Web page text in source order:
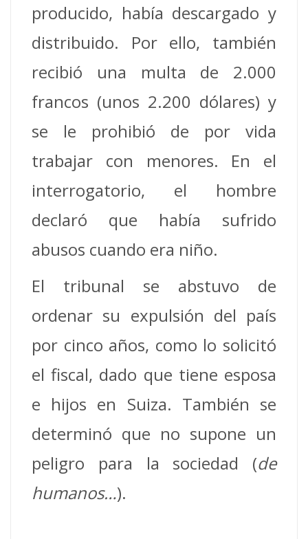
producido, había descargado y
distribuido. Por ello, también
recibió una multa de 2.000
francos (unos 2.200 dólares) y
se le prohibió de por vida
trabajar con menores. En el
interrogatorio, el hombre
declaró que había sufrido
abusos cuando era niño.
El tribunal se abstuvo de
ordenar su expulsión del país
por cinco años, como lo solicitó
el fiscal, dado que tiene esposa
e hijos en Suiza. También se
determinó que no supone un
peligro para la sociedad (de
humanos…).